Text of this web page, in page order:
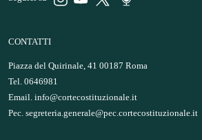
CONTATTI
Piazza del Quirinale, 41 00187 Roma
Tel. 0646981
Email. info@cortecostituzionale.it
Pec. segreteria.generale@pec.cortecostituzionale.it